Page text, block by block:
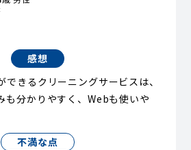
感想
できるクリーニングサービスは、
も分かりやすく、Webも使いや
不満な点